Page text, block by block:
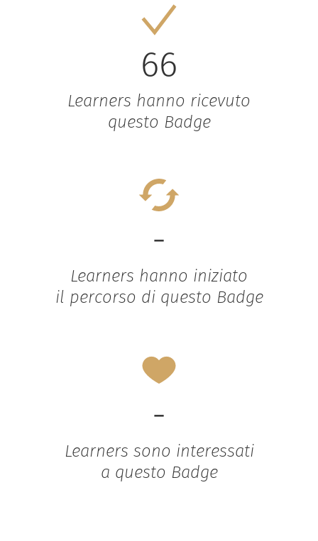
66
Learners hanno ricevuto
questo Badge
-
Learners hanno iniziato
il percorso di questo Badge
-
Learners sono interessati
a questo Badge